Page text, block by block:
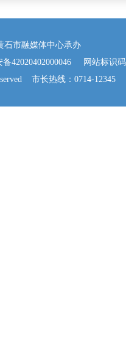
市融媒体中心承办
42020402000046 网站标识码
市长热线：0714-12345